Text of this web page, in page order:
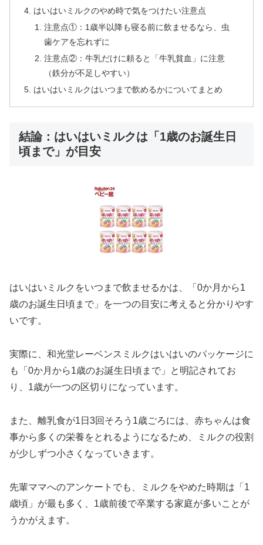
はいはいミルクのやめ時で気をつけたい注意点
注意点①：1歳半以降も寝る前に飲ませるなら、虫
歯ケアを忘れずに
注意点②：牛乳だけに頼ると「牛乳貧血」に注意
（鉄分が不足しやすい）
はいはいミルクはいつまで飲めるかについてまとめ
結論：はいはいミルクは「1歳のお誕生日
頃まで」が目安
はいはいミルクをいつまで飲ませるかは、「0か月から1
歳のお誕生日頃まで」を一つの目安に考えると分かりやす
いです。
実際に、和光堂レーベンスミルクはいはいのパッケージに
も「0か月から1歳のお誕生日頃まで」と明記されてお
り、1歳が一つの区切りになっています。
また、離乳食が1日3回そろう1歳ごろには、赤ちゃんは食
事から多くの栄養をとれるようになるため、ミルクの役割
が少しずつ小さくなっていきます。
先輩ママへのアンケートでも、ミルクをやめた時期は「1
歳頃」が最も多く、1歳前後で卒業する家庭が多いことが
うかがえます。